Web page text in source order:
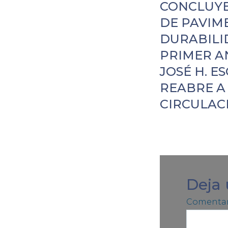
DE
PRIMER
JOSÉ H.
REABRE